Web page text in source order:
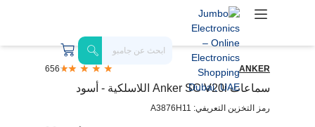
ANKER
656
سماعات Anker SC V20i اللاسلكية - أسود
رمز التخزين التعريفي: A3876H11